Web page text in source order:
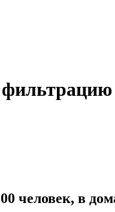
человек, в